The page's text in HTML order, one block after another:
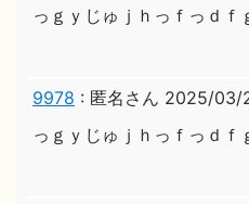
っｇｙじゅｊｈっｆっｄｆ
9978 : 匿名さん 2025/03/
っｇｙじゅｊｈっｆっｄｆ